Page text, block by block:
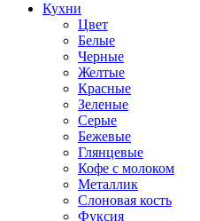
Кухни
Цвет
Белые
Черные
Желтые
Красные
Зеленые
Серые
Бежевые
Глянцевые
Кофе с молоком
Металлик
Слоновая кость
Фуксия